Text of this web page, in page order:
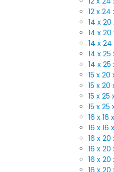
12 x 24
14 x 20
14 x 20
14 x 24
14 x 25
14 x 25
15 x 20
15 x 20
15 x 25
15 x 25
16 x 16
16 x 16
16 x 20
16 x 20
16 x 20
16 x 20